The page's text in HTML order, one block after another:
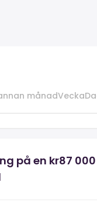
månadVecka
på en kr87 000